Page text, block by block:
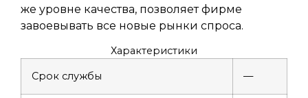
же уровне качества, позволяет фирме
завоевывать все новые рынки спроса.
Характеристики
Срок службы —